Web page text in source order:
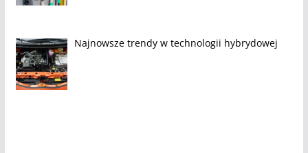
Najnowsze trendy w technologii hybrydowej